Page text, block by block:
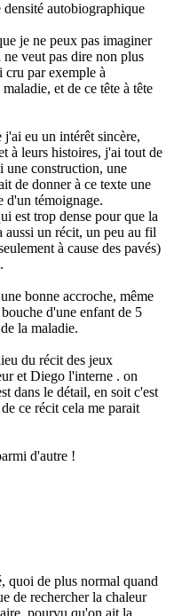
autobiographique
je ne peux pas imaginer
veut pas dire non plus
par exemple à
et de ce tête à tête
eu un intérêt sincère,
à leurs histoires, j'ai tout de
une construction, une
de donner à ce texte une
d'un témoignage.
est trop dense pour que la
aussi un récit, un peu au fil
à cause des pavés)
bonne accroche, même
d'une enfant de 5
la maladie.
du récit des jeux
et Diego l'interne . on
dans le détail, en soit c'est
ce récit cela me parait
d'autre !
quoi de plus normal quand
de rechercher la chaleur
pourvu qu'on ait la